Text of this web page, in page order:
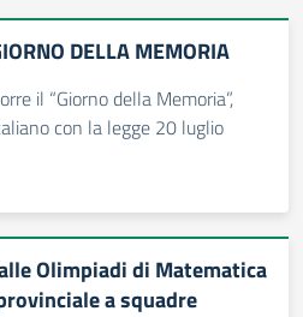
DELLA MEMORIA
il “Giorno della Memoria”,
con la legge 20 luglio
Olimpiadi di Matematica
a squadre